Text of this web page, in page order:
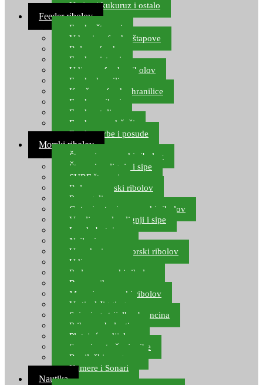
Umjetni kukuruz i ostalo
Feeder ribolov
Feeder štapovi
Vrhovi za feeder štapove
Role za feeder
Feeder sistemi
Udice za feeder ribolov
Feeder hranilice
Kopče za feeder hranilice
Feeder najloni
Feeder stolice
Feeder arm držači
Feeder torbe i posude
Morski ribolov
Štapovi za morski ribolov
Štapovi za lignje i sipe
SURF štapovi
Role za morski ribolov
Parangali
Gotovi setovi za morski ribolov
Varalice za lov lignji i sipe
Lov hobotnice
Najloni za more
Upredenice za morski ribolov
Udice za more
Perle za morski ribolov
Brum prihrana za more
Mamci za morski ribolov
Vertical Jigging
Spinning strijelke, brancina
Pribor za bolentino
Plutajuća odijela
Sonari za traženje ribe
Ronilački program
Kamere i Sonari
Nautika